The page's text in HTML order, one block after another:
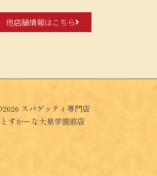
他店舗情報はこちら
スパゲッティ専門店
とすかーな大泉学園前店